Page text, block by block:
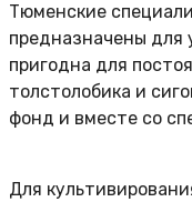
Тюменские
предназначены для
пригодна для
толстолобика и
фонд и вместе со
Для